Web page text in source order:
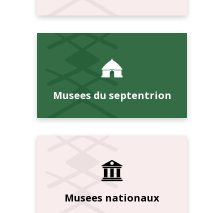
Musees du septentrion
Musees nationaux